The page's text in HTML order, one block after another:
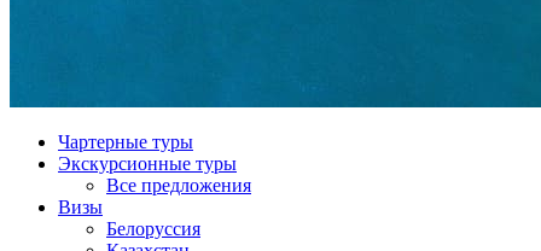
Чартерные туры
Экскурсионные туры
Все предложения
Визы
Белоруссия